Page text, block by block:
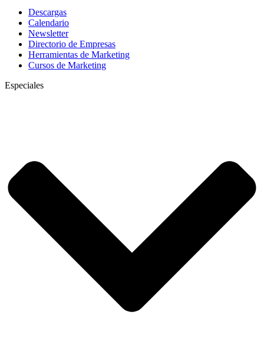
Descargas
Calendario
Newsletter
Directorio de Empresas
Herramientas de Marketing
Cursos de Marketing
Especiales